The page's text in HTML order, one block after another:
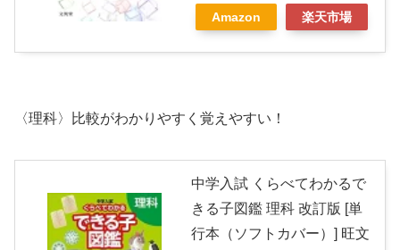
Amazon 楽天市場
〈理科〉比較がわかりやすく覚えやすい！
中学入試 くらべてわかるで
きる子図鑑 理科 改訂版 [単
行本（ソフトカバー）] 旺文